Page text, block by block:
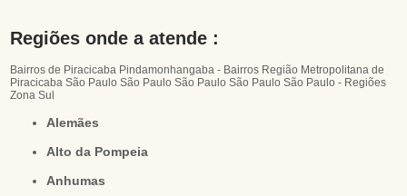
Regiões onde a atende :
Bairros de Piracicaba Pindamonhangaba - Bairros Região Metropolitana de
Piracicaba São Paulo São Paulo São Paulo São PauloSão Paulo - Regiões
Zona Sul
Alemães
Alto da Pompeia
Anhumas